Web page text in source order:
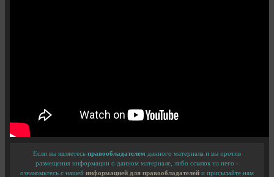
Если вы являетесь правообладателем данного материала и вы против
размещения информации о данном материале, либо ссылок на него -
ознакомьтесь с нашей информацией для правообладателей и присылайте нам